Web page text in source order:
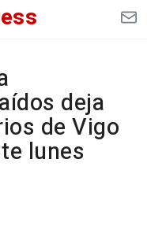
deja
de Vigo
lunes